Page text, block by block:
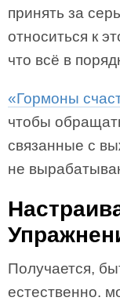
принять за
относиться к
что всё в
«Гормоны
чтобы
связанные с
не
Получается,
естественно.